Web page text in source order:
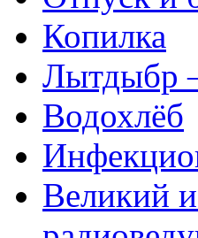
Копилка
Лытдыбр
Водохлёб
Великий